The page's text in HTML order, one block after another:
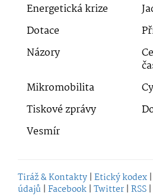
Energetická krize
Dotace
Názory
Mikromobilita
Tiskové zprávy
Vesmír
Tiráž & Kontakty | Etický kodex |
údajů | Facebook | Twitter | RSS |